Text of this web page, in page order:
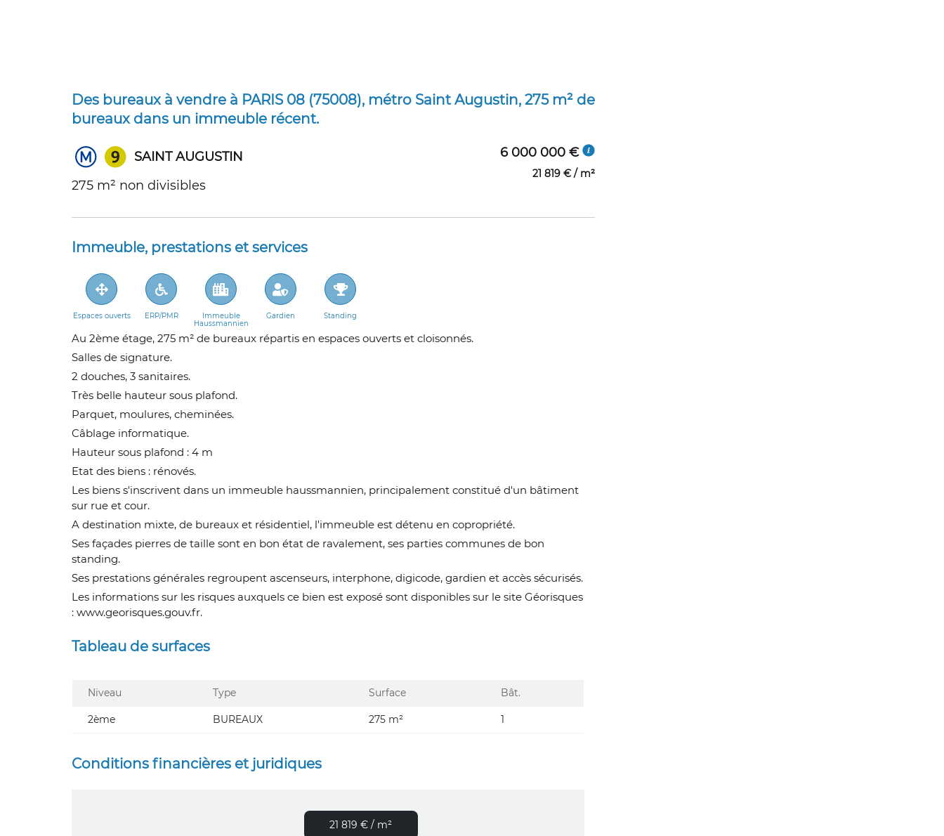
Des bureaux à vendre à PARIS 08 (75008), métro Saint Augustin, 275 m² de
bureaux dans un immeuble récent.
SAINT AUGUSTIN
275 m² non divisibles
6 000 000 €
21 819 € / m²
Immeuble, prestations et services
Espaces ouverts ERP/PMR
Immeuble
Haussmannien
Gardien Standing
Au 2ème étage, 275 m² de bureaux répartis en espaces ouverts et cloisonnés.
Salles de signature.
2 douches, 3 sanitaires.
Très belle hauteur sous plafond.
Parquet, moulures, cheminées.
Câblage informatique.
Hauteur sous plafond : 4 m
Etat des biens : rénovés.
Les biens s'inscrivent dans un immeuble haussmannien, principalement constitué d'un bâtiment
sur rue et cour.
A destination mixte, de bureaux et résidentiel, l'immeuble est détenu en copropriété.
Ses façades pierres de taille sont en bon état de ravalement, ses parties communes de bon
standing.
Ses prestations générales regroupent ascenseurs, interphone, digicode, gardien et accès sécurisés.
Les informations sur les risques auxquels ce bien est exposé sont disponibles sur le site Géorisques
: www.georisques.gouv.fr.
Tableau de surfaces
Niveau Type Surface Bât.
2ème BUREAUX 275 m² 1
Conditions financières et juridiques
21 819 € / m²